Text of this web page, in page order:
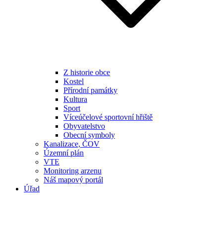
Z historie obce
Kostel
Přírodní památky
Kultura
Sport
Víceúčelové sportovní hřiště
Obyvatelstvo
Obecní symboly
Kanalizace, ČOV
Územní plán
VTE
Monitoring arzenu
Náš mapový portál
Úřad